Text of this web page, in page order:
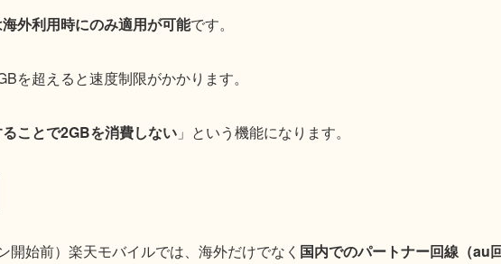
外利用時にのみ適用が可能です。
を超えると速度制限がかかります。
ことで2GBを消費しない 」という機能になります。
始前）楽天モバイルでは、海外だけでなく 国内でのパートナー回線（au